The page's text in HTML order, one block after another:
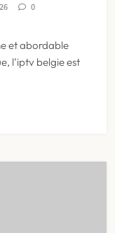
0
et abordable
l’iptv belgie est